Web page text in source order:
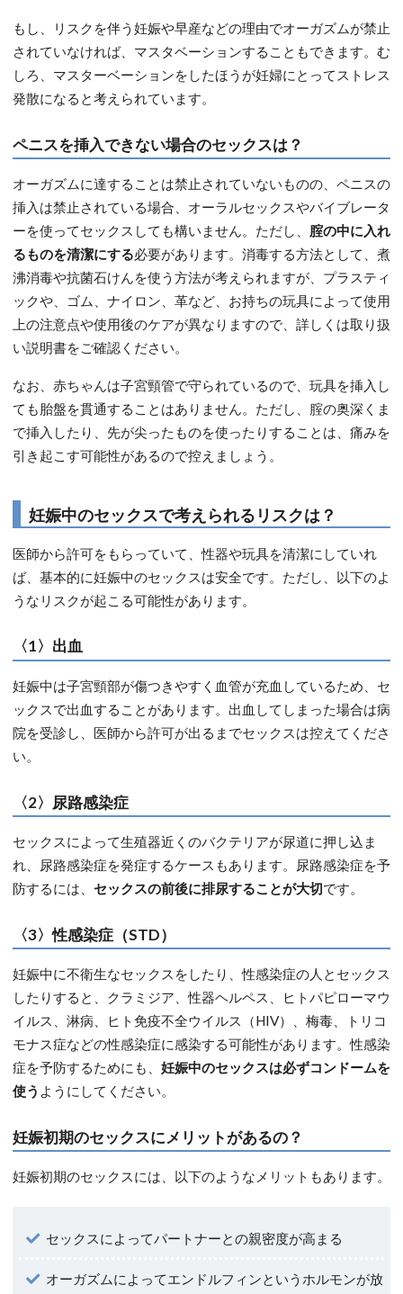
もし、リスクを伴う妊娠や早産などの理由でオーガズムが禁止
されていなければ、マスタベーションすることもできます。む
しろ、マスターベーションをしたほうが妊婦にとってストレス
発散になると考えられています。
ペニスを挿入できない場合のセックスは？
オーガズムに達することは禁止されていないものの、ペニスの
挿入は禁止されている場合、オーラルセックスやバイブレータ
ーを使ってセックスしても構いません。ただし、 腟の中に入れ
るものを清潔にする必要があります。消毒する方法として、煮
沸消毒や抗菌石けんを使う方法が考えられますが、プラスティ
ックや、ゴム、ナイロン、革など、お持ちの玩具によって使用
上の注意点や使用後のケアが異なりますので、詳しくは取り扱
い説明書をご確認ください。
なお、赤ちゃんは子宮頸管で守られているので、玩具を挿入し
ても胎盤を貫通することはありません。ただし、腟の奥深くま
で挿入したり、先が尖ったものを使ったりすることは、痛みを
引き起こす可能性があるので控えましょう。
妊娠中のセックスで考えられるリスクは？
医師から許可をもらっていて、性器や玩具を清潔にしていれ
ば、基本的に妊娠中のセックスは安全です。ただし、以下のよ
うなリスクが起こる可能性があります。
〈1〉出血
妊娠中は子宮頸部が傷つきやすく血管が充血しているため、セ
ックスで出血することがあります。出血してしまった場合は病
院を受診し、医師から許可が出るまでセックスは控えてくださ
い。
〈2〉尿路感染症
セックスによって生殖器近くのバクテリアが尿道に押し込ま
れ、尿路感染症を発症するケースもあります。尿路感染症を予
防するには、 セックスの前後に排尿することが大切です。
〈3〉性感染症（STD）
妊娠中に不衛生なセックスをしたり、性感染症の人とセックス
したりすると、クラミジア、性器ヘルペス、ヒトパピローマウ
イルス、淋病、ヒト免疫不全ウイルス（HIV）、梅毒、トリコ
モナス症などの性感染症に感染する可能性があります。性感染
症を予防するためにも、 妊娠中のセックスは必ずコンドームを
使う ようにしてください。
妊娠初期のセックスにメリットがあるの？
妊娠初期のセックスには、以下のようなメリットもあります。
セックスによってパートナーとの親密度が高まる
オーガズムによってエンドルフィンというホルモンが放